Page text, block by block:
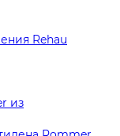
Rehau
из